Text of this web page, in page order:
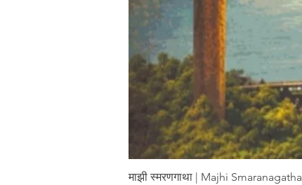
माझी स्मरणगाथा | Majhi Smaranagatha